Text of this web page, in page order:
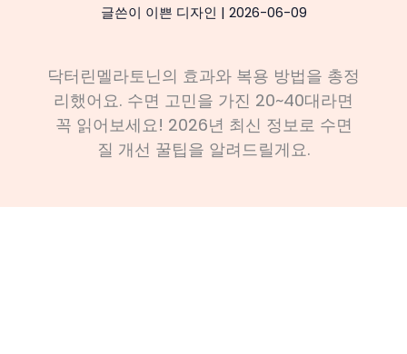
글쓴이 이쁜 디자인 | 2026-06-09
닥터린멜라토닌의 효과와 복용 방법을 총정
리했어요. 수면 고민을 가진 20~40대라면
꼭 읽어보세요! 2026년 최신 정보로 수면
질 개선 꿀팁을 알려드릴게요.